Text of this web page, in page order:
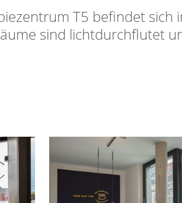
T5 befindet sich
sind lichtdurchflutet